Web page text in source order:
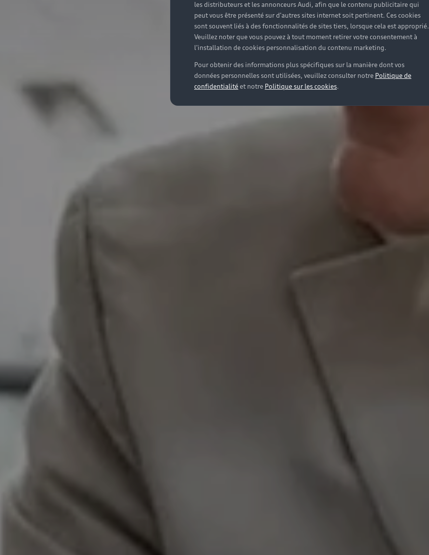
les distributeurs et les annonceurs Audi, afin que le contenu publicitaire qui
peut vous être présenté sur d'autres sites internet soit pertinent. Ces cookies
sont souvent liés à des fonctionnalités de sites tiers, lorsque cela est approprié.
Veuillez noter que vous pouvez à tout moment retirer votre consentement à
l'installation de cookies personnalisation du contenu marketing.
Pour obtenir des informations plus spécifiques sur la manière dont vos
données personnelles sont utilisées, veuillez consulter notre Politique de
confidentialitéet notre Politique sur les cookies.